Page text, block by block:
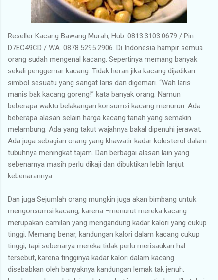
Reseller Kacang Bawang Murah, Hub. 0813.3103.0679 / Pin
D7EC49CD / WA. 0878.5295.2906. Di Indonesia hampir semua
orang sudah mengenal kacang. Sepertinya memang banyak
sekali penggemar kacang. Tidak heran jika kacang dijadikan
simbol sesuatu yang sangat laris dan digemari. “Wah laris
manis bak kacang goreng!” kata banyak orang. Namun
beberapa waktu belakangan konsumsi kacang menurun. Ada
beberapa alasan selain harga kacang tanah yang semakin
melambung. Ada yang takut wajahnya bakal dipenuhi jerawat.
Ada juga sebagian orang yang khawatir kadar kolesterol dalam
tubuhnya meningkat tajam. Dan berbagai alasan lain yang
sebenarnya masih perlu dikaji dan dibuktikan lebih lanjut
kebenarannya.
Dan juga Sejumlah orang mungkin juga akan bimbang untuk
mengonsumsi kacang, karena –menurut mereka kacang
merupakan camilan yang mengandung kadar kalori yang cukup
tinggi. Memang benar, kandungan kalori dalam kacang cukup
tinggi, tapi sebenarya mereka tidak perlu merisaukan hal
tersebut, karena tingginya kadar kalori dalam kacang
disebabkan oleh banyaknya kandungan lemak tak jenuh.